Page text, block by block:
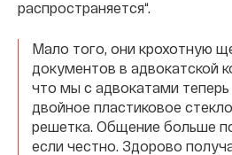
распространяется“.
Мало того, они крохотную
документов в адвокатской
что мы с адвокатами
двойное пластиковое
решетка. Общение больше
если честно. Здорово